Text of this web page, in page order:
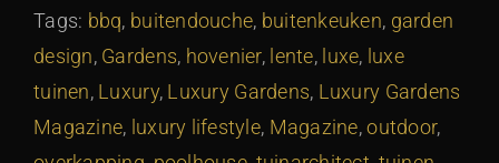
aantal
Tags: bbq, buitendouche, buitenkeuken, garden
design, Gardens, hovenier, lente, luxe, luxe
tuinen, Luxury, Luxury Gardens, Luxury Gardens
Magazine, luxury lifestyle, Magazine,outdoor,